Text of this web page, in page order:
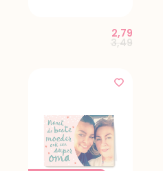
Price
3,49to
2,79